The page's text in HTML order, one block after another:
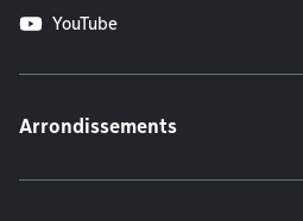
YouTube
Arrondissements